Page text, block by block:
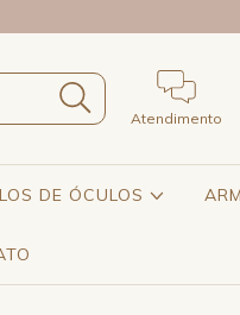
Atendimento
DE ÓCULOS